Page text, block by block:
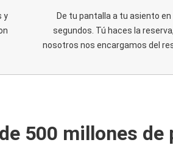
y
De tu pantalla a tu asiento en
segundos. Tú haces la reserva,
nosotros nos encargamos del
500 millones de